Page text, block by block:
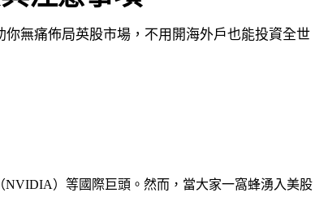
無痛佈局英股市場，不用開海外戶也能投資全世
NVIDIA）等國際巨頭。然而，當大家一窩蜂湧入美股